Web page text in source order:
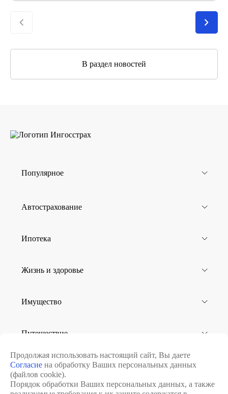
В раздел новостей
Популярное
Автострахование
Ипотека
Жизнь и здоровье
Имущество
Путешествие
Юридическим лицам
Продолжая использовать настоящий сайт, Вы даете
Согласие на обработку Ваших персональных данных
(файлов cookie).
Порядок обработки Ваших персональных данных, а также